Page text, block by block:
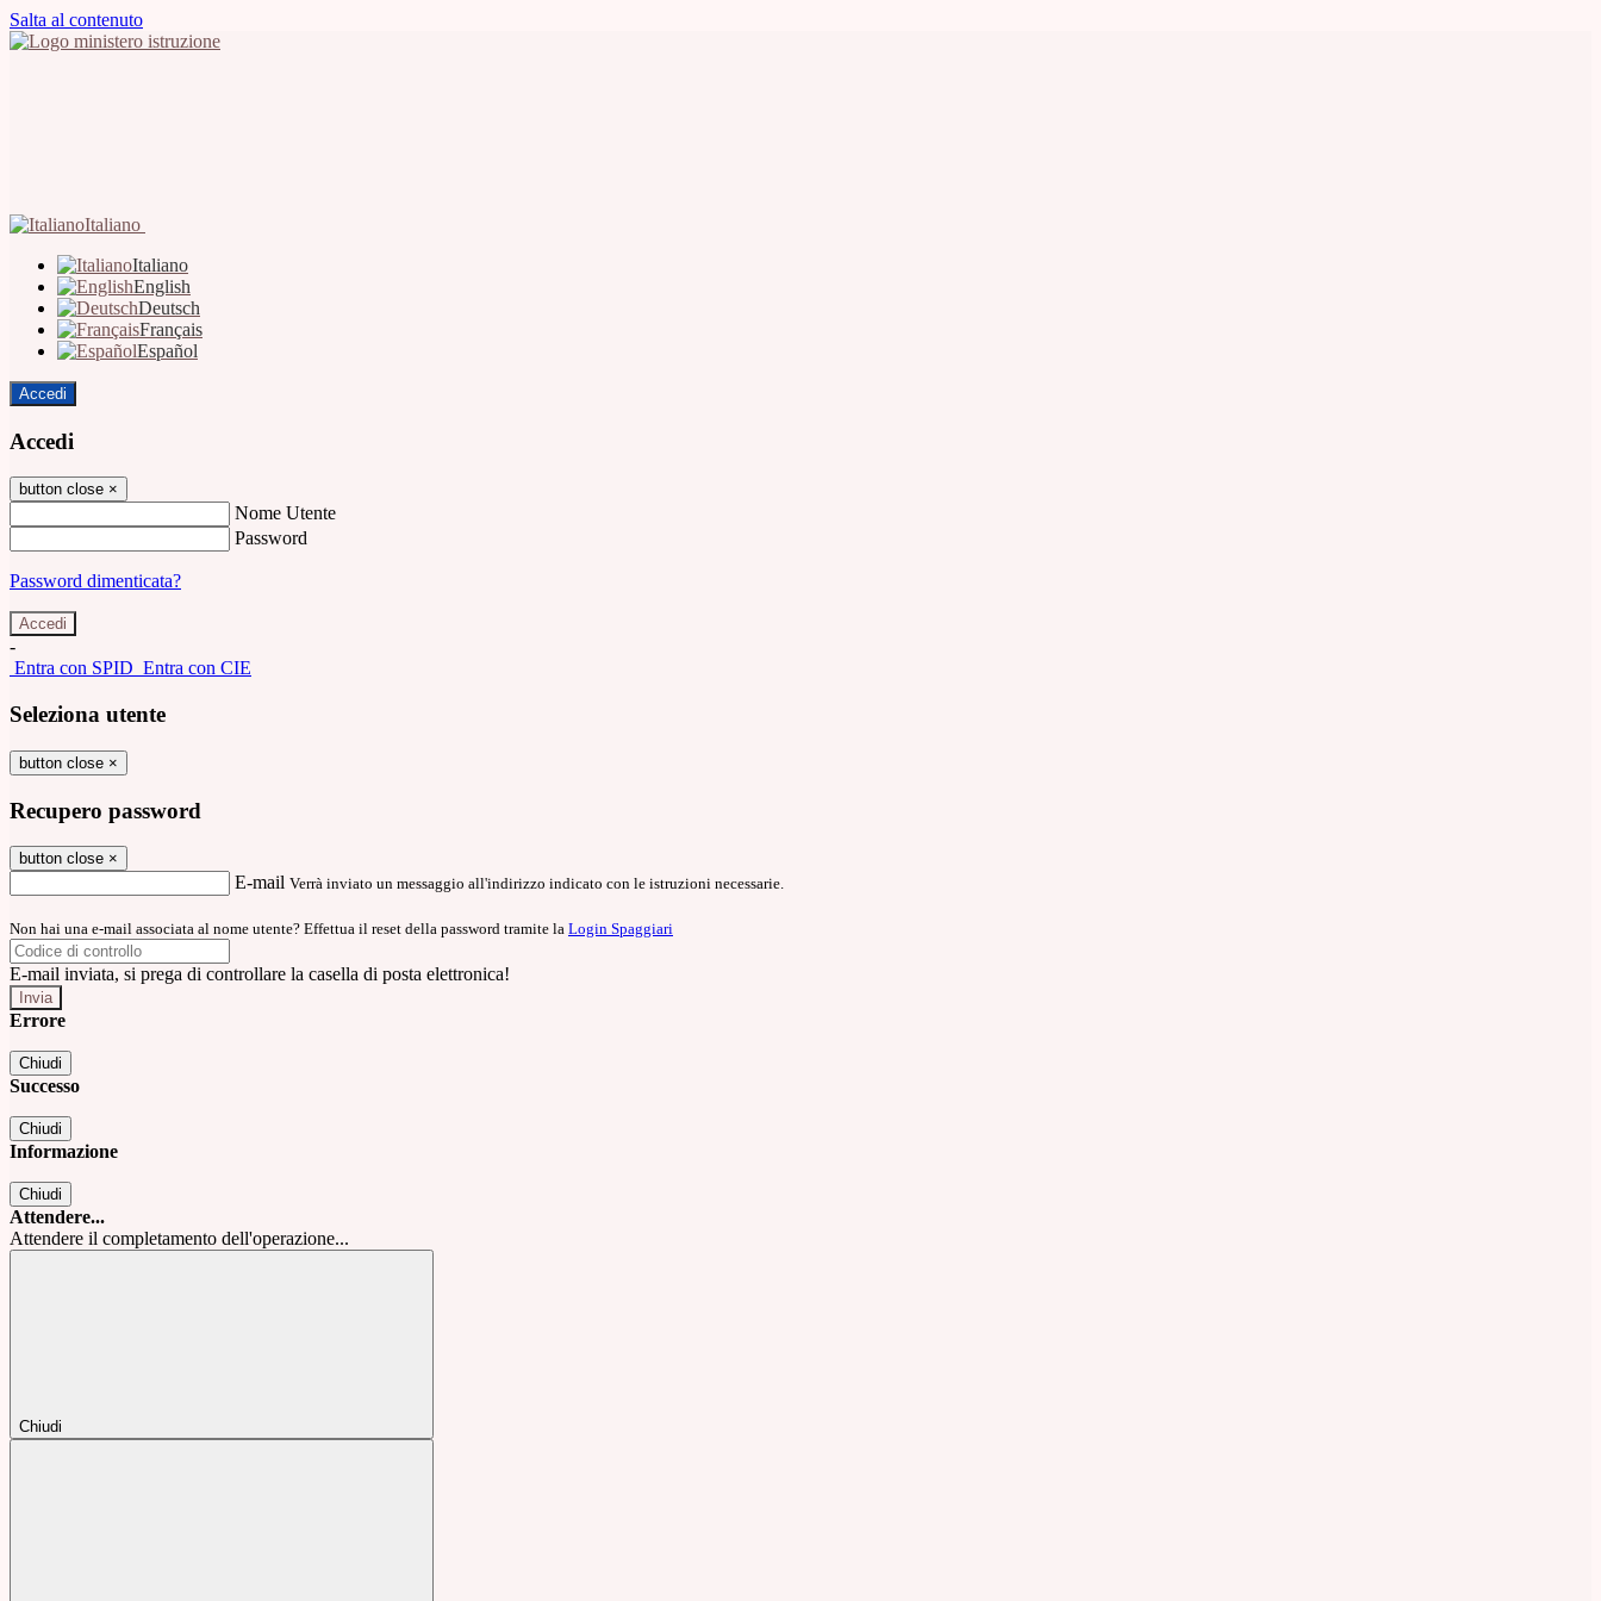
Salta al contenuto
Italiano
Italiano
English
Deutsch
Français
Español
Accedi
Accedi
button close ×
Nome Utente
Password
Password dimenticata?
-
Entra con SPID Entra con CIE
Seleziona utente
button close ×
Recupero password
button close ×
E-mail Verrà inviato un messaggio all'indirizzo indicato con le istruzioni necessarie.
Non hai una e-mail associata al nome utente? Effettua il reset della password tramite la Login Spaggiari
E-mail inviata, si prega di controllare la casella di posta elettronica!
Errore
Chiudi
Successo
Chiudi
Informazione
Chiudi
Attendere...
Attendere il completamento dell'operazione...
Chiudi